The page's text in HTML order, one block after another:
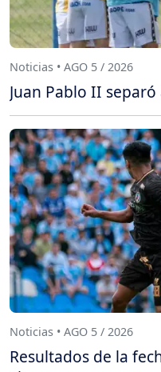
Noticias • AGO 5 / 2026
Juan Pablo II
Noticias • AGO 5 / 2026
Resultados de la